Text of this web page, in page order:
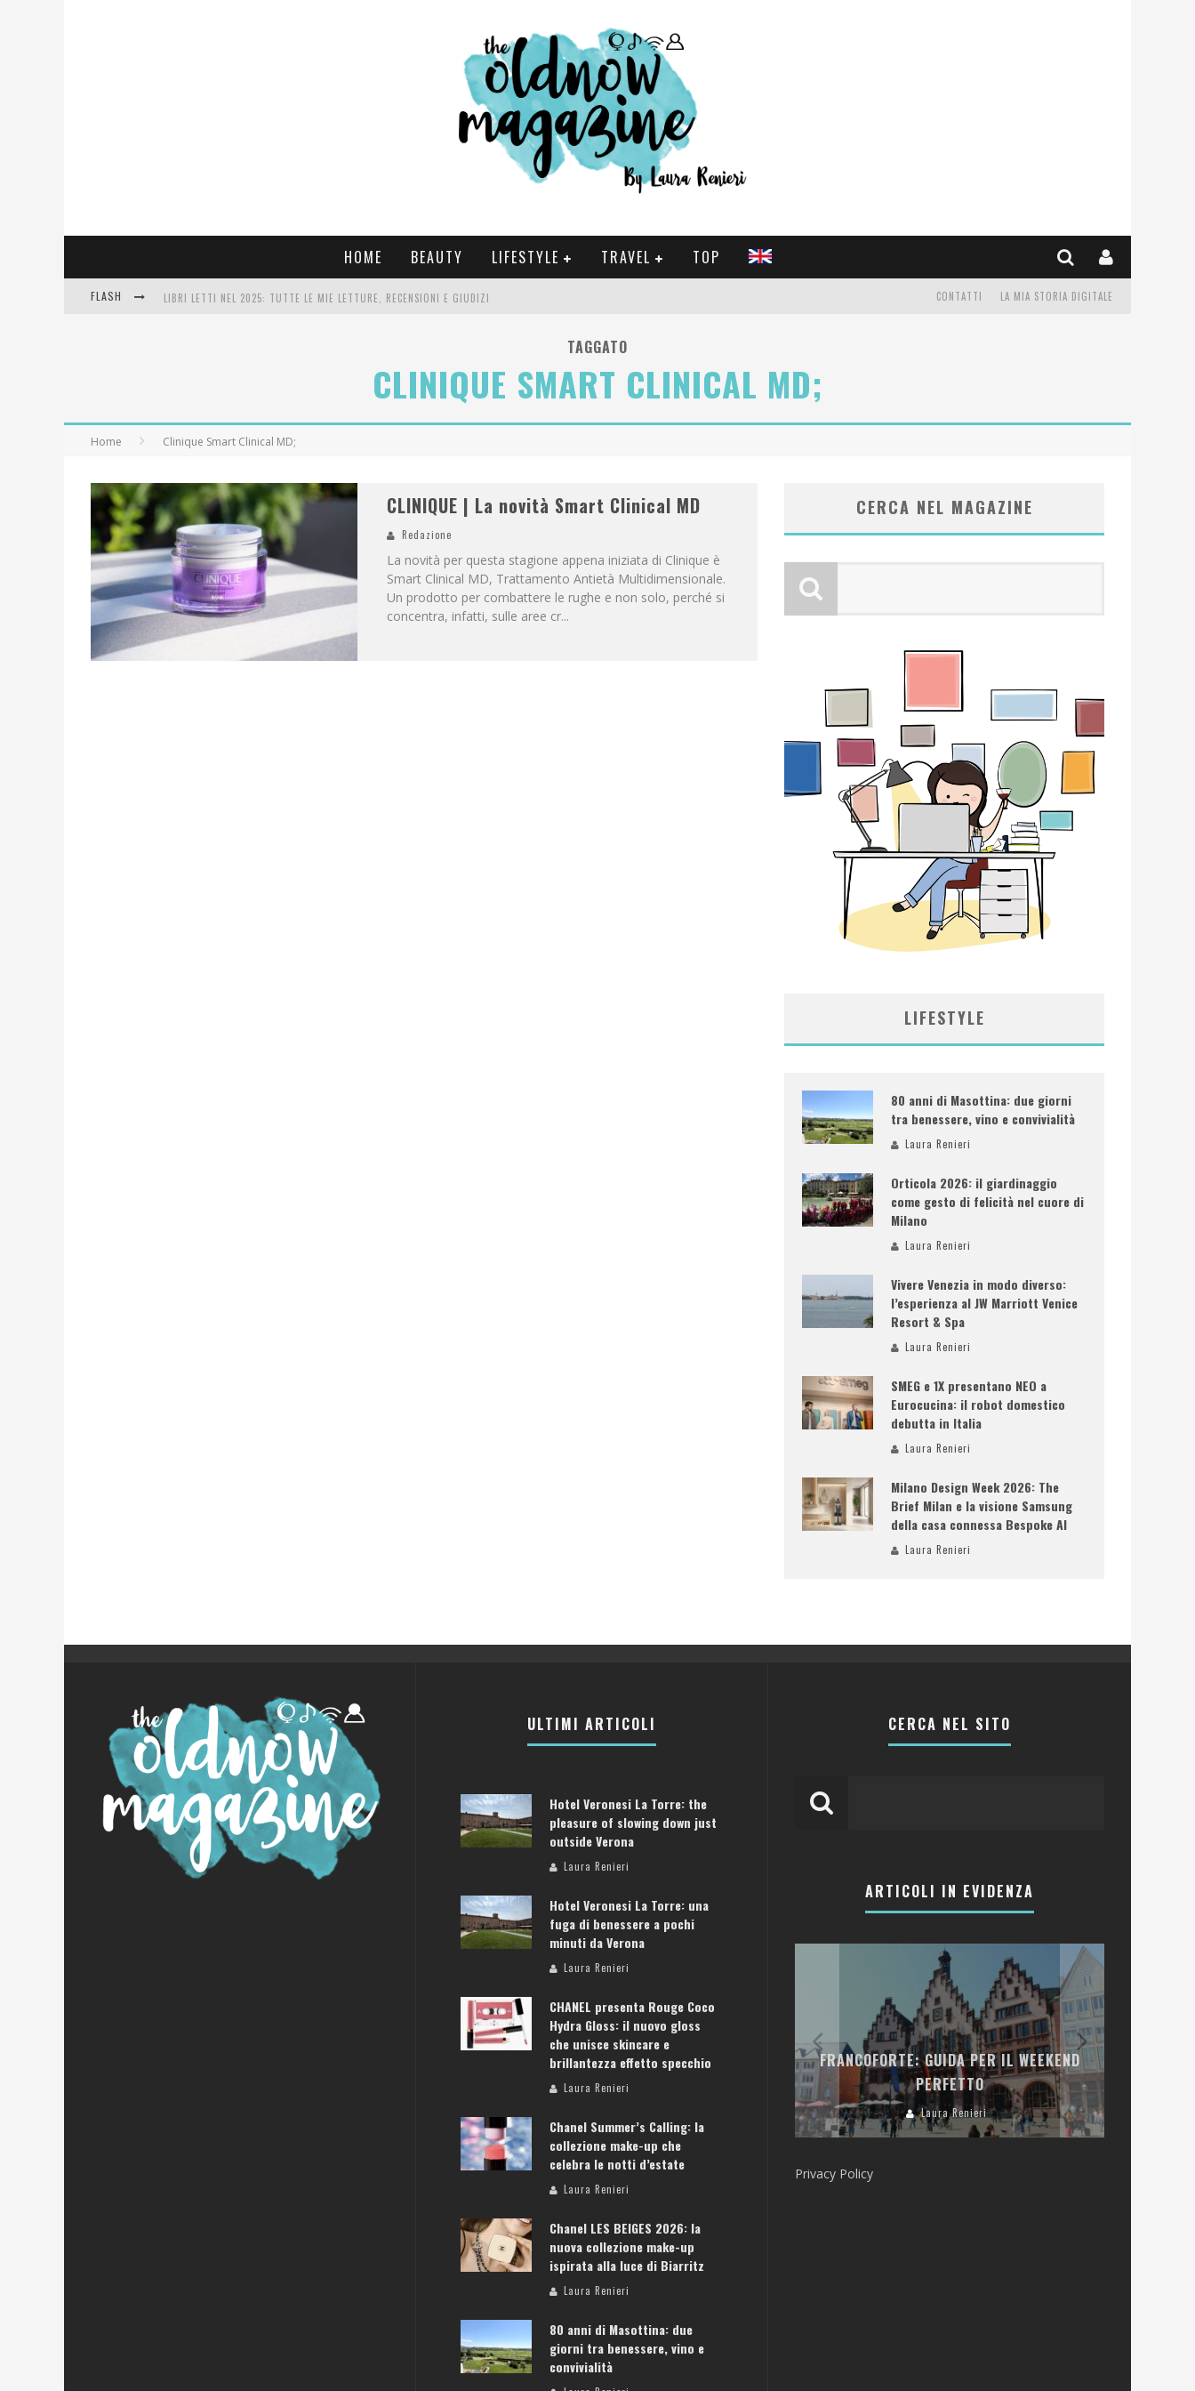
HOME BEAUTY LIFESTYLE TRAVEL TOP
FLASH LIBRI LETTI NEL 2025: TUTTE LE MIE LETTURE, RECENSIONI E GIUDIZI LA MIA STORIA DIGITALE
CONTATTI
TAGGATO
CLINIQUE SMART CLINICAL MD;
Home Clinique Smart Clinical MD;
CLINIQUE | La novità Smart Clinical MD
Redazione
La novità per questa stagione appena iniziata di Clinique è
Smart Clinical MD, Trattamento Antietà Multidimensionale.
Un prodotto per combattere le rughe e non solo, perché si
concentra, infatti, sulle aree cr...
CERCA NEL MAGAZINE
LIFESTYLE
80 anni di Masottina: due giorni
tra benessere, vino e convivialità
Laura Renieri
Orticola 2026: il giardinaggio
come gesto di felicità nel cuore di
Milano
Laura Renieri
Vivere Venezia in modo diverso:
l’esperienza al JW Marriott Venice
Resort & Spa
Laura Renieri
SMEG e 1X presentano NEO a
Eurocucina: il robot domestico
debutta in Italia
Laura Renieri
Milano Design Week 2026: The
Brief Milan e la visione Samsung
della casa connessa Bespoke AI
Laura Renieri
ULTIMI ARTICOLI
Hotel Veronesi La Torre: the
pleasure of slowing down just
outside Verona
Laura Renieri
Hotel Veronesi La Torre: una
fuga di benessere a pochi
minuti da Verona
Laura Renieri
CHANEL presenta Rouge Coco
Hydra Gloss: il nuovo gloss
che unisce skincare e
brillantezza effetto specchio
Laura Renieri
Chanel Summer’s Calling: la
collezione make-up che
celebra le notti d’estate
Laura Renieri
Chanel LES BEIGES 2026: la
nuova collezione make-up
ispirata alla luce di Biarritz
Laura Renieri
80 anni di Masottina: due
giorni tra benessere, vino e
convivialità
CERCA NEL SITO
ARTICOLI IN EVIDENZA
ATENE: GUIDA PER IL WEEKEND PERFETTO
FRANCOFORTE: GUIDA PER IL WEEKEND
PERFETTO
Laura Renieri
Privacy Policy